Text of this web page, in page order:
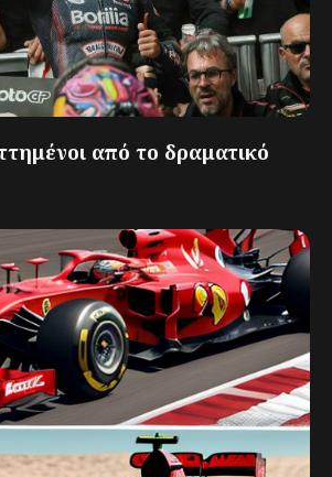
από το δραματικό